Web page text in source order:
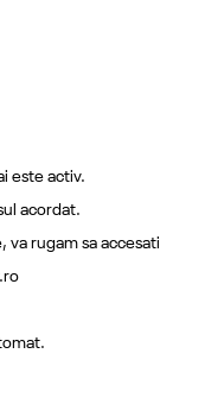
este activ.
acordat.
rugam sa accesati